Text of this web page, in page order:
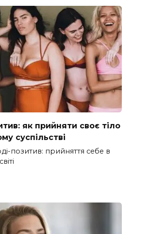
як прийняти своє тіло
суспільстві
позитив: прийняття себе в